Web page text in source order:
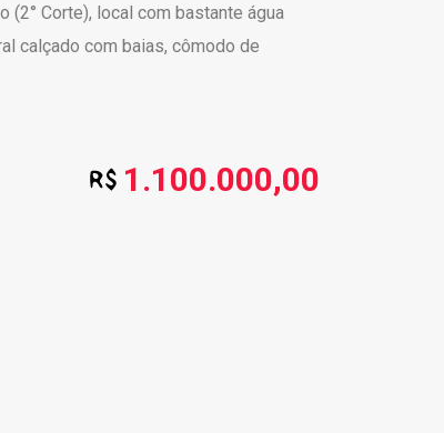
Corte), local com bastante água
calçado com baias, cômodo de
1.100.000,00